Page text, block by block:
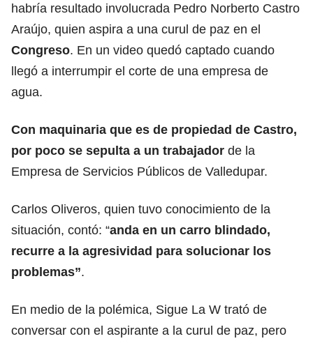
habría resultado involucrada Pedro Norberto Castro
Araújo, quien aspira a una curul de paz en el
Congreso. En un video quedó captado cuando
llegó a interrumpir el corte de una empresa de
agua.
Con maquinaria que es de propiedad de Castro,
por poco se sepulta a un trabajador de la
Empresa de Servicios Públicos de Valledupar.
Carlos Oliveros, quien tuvo conocimiento de la
situación, contó: “anda en un carro blindado,
recurre a la agresividad para solucionar los
problemas”.
En medio de la polémica, Sigue La W trató de
conversar con el aspirante a la curul de paz, pero